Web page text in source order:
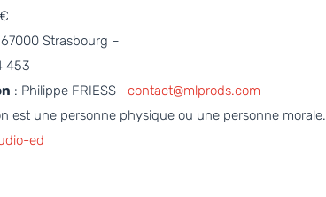
Strasbourg –
453
: Philippe FRIESS–contact@mlprods.com
est une personne physique ou une personne morale.
ed